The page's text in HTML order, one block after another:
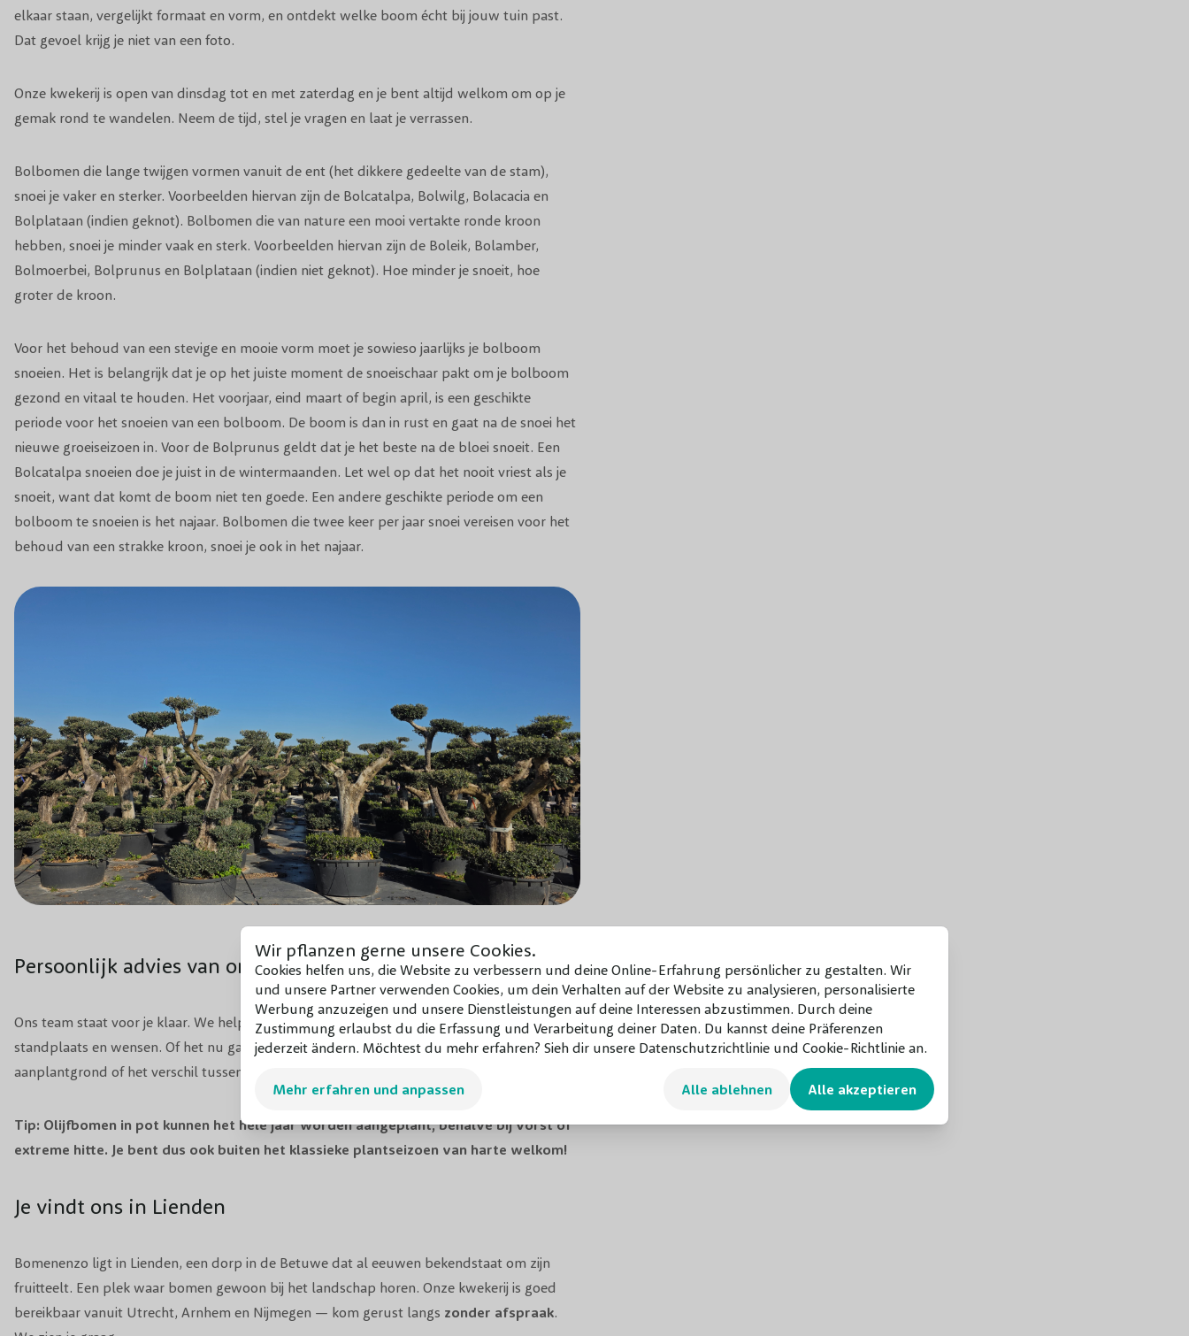
Wir pflanzen gerne unsere Cookies.
Cookies helfen uns, die Website zu verbessern und deine Online-Erfahrung persönlicher zu gestalten. Wir
und unsere Partner verwenden Cookies, um dein Verhalten auf der Website zu analysieren, personalisierte
Werbung anzuzeigen und unsere Dienstleistungen auf deine Interessen abzustimmen. Durch deine
Zustimmung erlaubst du die Erfassung und Verarbeitung deiner Daten. Du kannst deine Präferenzen
jederzeit ändern. Möchtest du mehr erfahren? Sieh dir unsere Datenschutzrichtlinie und Cookie-Richtlinie an.
Mehr erfahren und anpassen Alle ablehnen Alle akzeptieren
elkaar staan, vergelijkt formaat en vorm, en ontdekt welke boom écht bij jouw tuin past.
Dat gevoel krijg je niet van een foto.
Onze kwekerij is open van dinsdag tot en met zaterdag en je bent altijd welkom om op je
gemak rond te wandelen. Neem de tijd, stel je vragen en laat je verrassen.
Bolbomen die lange twijgen vormen vanuit de ent (het dikkere gedeelte van de stam),
snoei je vaker en sterker. Voorbeelden hiervan zijn de Bolcatalpa, Bolwilg, Bolacacia en
Bolplataan (indien geknot). Bolbomen die van nature een mooi vertakte ronde kroon
hebben, snoei je minder vaak en sterk. Voorbeelden hiervan zijn de Boleik, Bolamber,
Bolmoerbei, Bolprunus en Bolplataan (indien niet geknot). Hoe minder je snoeit, hoe
groter de kroon.
Voor het behoud van een stevige en mooie vorm moet je sowieso jaarlijks je bolboom
snoeien. Het is belangrijk dat je op het juiste moment de snoeischaar pakt om je bolboom
gezond en vitaal te houden. Het voorjaar, eind maart of begin april, is een geschikte
periode voor het snoeien van een bolboom. De boom is dan in rust en gaat na de snoei het
nieuwe groeiseizoen in. Voor de Bolprunus geldt dat je het beste na de bloei snoeit. Een
Bolcatalpa snoeien doe je juist in de wintermaanden. Let wel op dat het nooit vriest als je
snoeit, want dat komt de boom niet ten goede. Een andere geschikte periode om een
bolboom te snoeien is het najaar. Bolbomen die twee keer per jaar snoei vereisen voor het
behoud van een strakke kroon, snoei je ook in het najaar.
Persoonlijk advies van onze experts
Ons team staat voor je klaar. We helpen je de juiste keuze maken op basis van jouw tuin,
standplaats en wensen. Of het nu gaat om de ideale plek in de volle zon, de juiste
aanplantgrond of het verschil tussen de maten — wij vertellen je precies wat je wilt weten.
Tip: Olijfbomen in pot kunnen het hele jaar worden aangeplant, behalve bij vorst of
extreme hitte. Je bent dus ook buiten het klassieke plantseizoen van harte welkom!
Je vindt ons in Lienden
Bomenenzo ligt in Lienden, een dorp in de Betuwe dat al eeuwen bekendstaat om zijn
fruitteelt. Een plek waar bomen gewoon bij het landschap horen. Onze kwekerij is goed
bereikbaar vanuit Utrecht, Arnhem en Nijmegen — kom gerust langs zonder afspraak.